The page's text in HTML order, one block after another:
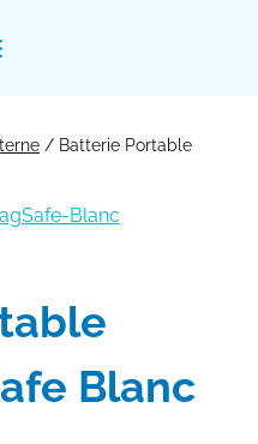
/ Batterie Portable
Blanc